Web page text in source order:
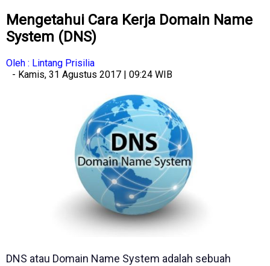
Mengetahui Cara Kerja Domain Name
System (DNS)
Oleh : Lintang Prisilia
- Kamis, 31 Agustus 2017 | 09:24 WIB
DNS atau Domain Name System adalah sebuah